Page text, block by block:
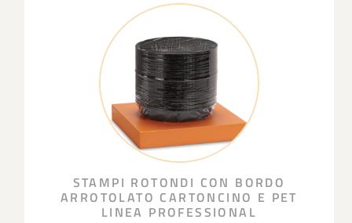
STAMPI ROTONDI CON BORDO
ARROTOLATO CARTONCINO E PET
LINEA PROFESSIONAL